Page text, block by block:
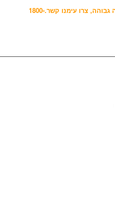
לקבלת שירותי פוליש לבית ברמה גבוהה, צרו עימנו קשר.1800-